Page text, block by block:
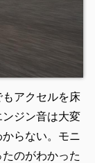
アクセルを床
ジン音は大変
らない。モニ
のがわかった